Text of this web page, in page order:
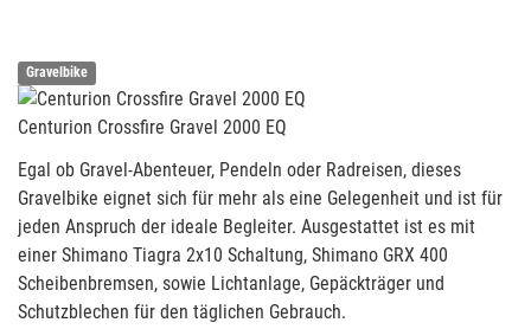
Gravelbike
Centurion Crossfire Gravel 2000 EQ
Egal ob Gravel-Abenteuer, Pendeln oder Radreisen, dieses
Gravelbike eignet sich für mehr als eine Gelegenheit und ist für
jeden Anspruch der ideale Begleiter. Ausgestattet ist es mit
einer Shimano Tiagra 2x10 Schaltung, Shimano GRX 400
Scheibenbremsen, sowie Lichtanlage, Gepäckträger und
Schutzblechen für den täglichen Gebrauch.